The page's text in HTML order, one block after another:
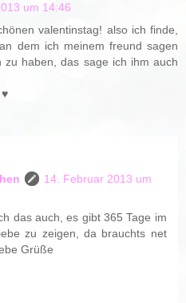
um 14:46
valentinstag! also ich finde,
dem ich meinem freund sagen
zu haben, das sage ich ihm auch
14. Februar 2013 um
das auch, es gibt 365 Tage im
zu zeigen, da brauchts net
Grüße